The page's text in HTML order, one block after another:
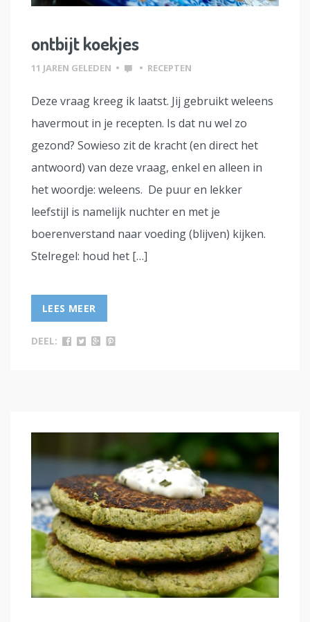
ontbijt koekjes
11 JAREN GELEDEN • • RECEPTEN
Deze vraag kreeg ik laatst. Jij gebruikt weleens
havermout in je recepten. Is dat nu wel zo
gezond? Sowieso zit de kracht (en direct het
antwoord) van deze vraag, enkel en alleen in
het woordje: weleens. De puur en lekker
leefstijl is namelijk nuchter en met je
boerenverstand naar voeding (blijven) kijken.
Stelregel: houd het […]
LEES MEER
DEEL: